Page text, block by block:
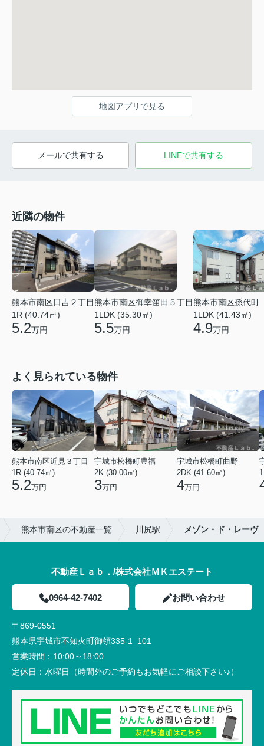
地図アプリで見る
メールで共有する LINEで共有する
近隣の物件
熊本市南区日吉２丁目
1R (40.74㎡)
5.2万円
熊本市南区御幸笛田５丁目
1LDK (35.30㎡)
5.5万円
熊本市南区孫代町
1LDK (41.43㎡)
4.9万円
よく見られている物件
熊本市南区近見３丁目
1R (40.74㎡)
5.2万円
宇城市松橋町豊福
2K (30.00㎡)
3万円
宇城市松橋町曲野
2DK (41.60㎡)
4万円
熊本市南区の不動産一覧 川尻駅 メゾン・ド・レーヴ
不動産Ｌａｂ．/株式会社ＭＫエステート
0964-42-7402 お問い合わせ
〒869-0551
熊本県宇城市不知火町御領335-1 101
営業時間： 10:00～18:00
定休日： 水曜日（時間外のご予約もお気軽にご相談下さい♪）